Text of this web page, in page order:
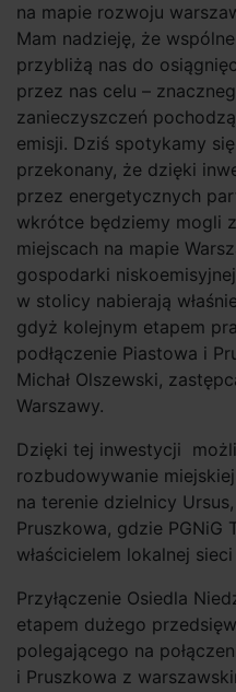
na mapie rozwoju
Mam nadzieję, że
przybliżą nas do
przez nas celu –
zanieczyszczeń
emisji. Dziś spotykamy
przekonany, że dzięki
przez energetycznych
wkrótce będziemy mogli
miejscach na mapie
gospodarki
w stolicy nabierają
gdyż kolejnym etapem
podłączenie Piastowa i
Michał Olszewski,
Warszawy.
Dzięki tej inwestycji
rozbudowywanie
na terenie dzielnicy
Pruszkowa, gdzie PGNiG
właścicielem lokalnej
Przyłączenie Osiedla
etapem dużego
polegającego na
i Pruszkowa z